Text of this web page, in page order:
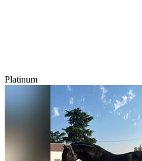
Platinum